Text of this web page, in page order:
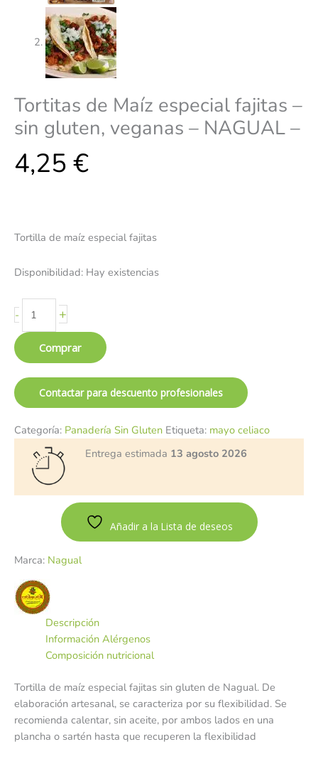
Tortitas de Maíz especial fajitas –
sin gluten, veganas – NAGUAL –
4,25 €
Tortilla de maíz especial fajitas
Disponibilidad: Hay existencias
- +
Comprar
Contactar para descuento profesionales
Categoría: Panadería Sin Gluten Etiqueta: mayo celiaco
Entrega estimada 13 agosto 2026
Añadir a la Lista de deseos
Marca: Nagual
Descripción
Información Alérgenos
Composición nutricional
Tortilla de maíz especial fajitas sin gluten de Nagual. De
elaboración artesanal, se caracteriza por su flexibilidad. Se
recomienda calentar, sin aceite, por ambos lados en una
plancha o sartén hasta que recuperen la flexibilidad